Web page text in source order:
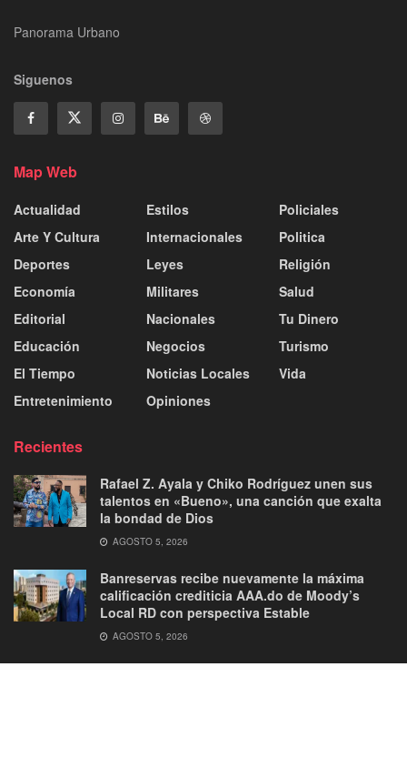
Panorama Urbano
Siguenos
Map Web
Actualidad
Arte Y Cultura
Deportes
Economía
Editorial
Educación
El Tiempo
Entretenimiento
Estilos
Internacionales
Leyes
Militares
Nacionales
Negocios
Noticias Locales
Opiniones
Policiales
Politica
Religión
Salud
Tu Dinero
Turismo
Vida
Recientes
Rafael Z. Ayala y Chiko Rodríguez unen sus
talentos en «Bueno», una canción que exalta
la bondad de Dios
AGOSTO 5, 2026
Banreservas recibe nuevamente la máxima
calificación crediticia AAA.do de Moody’s
Local RD con perspectiva Estable
AGOSTO 5, 2026